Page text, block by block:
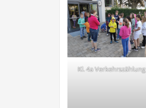
Kl. 4a Verkehrszählung